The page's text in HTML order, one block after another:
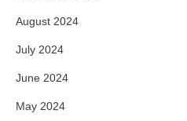
August 2024
July 2024
June 2024
May 2024